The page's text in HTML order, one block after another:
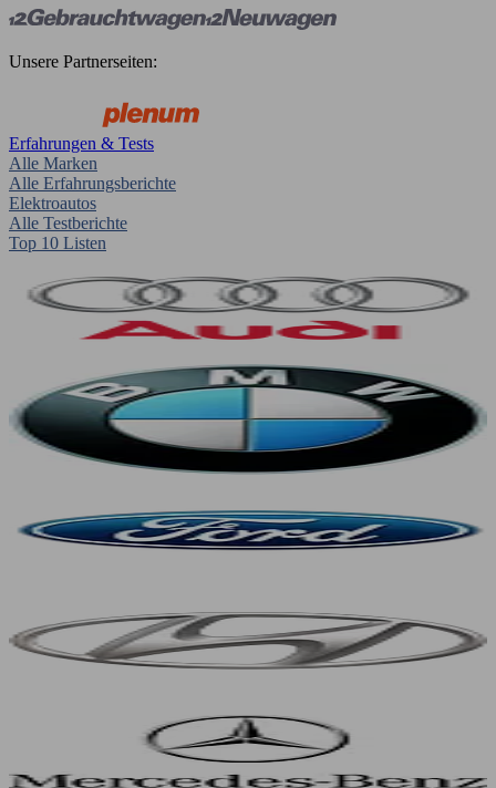
Unsere Partnerseiten:
Erfahrungen & Tests
Alle Marken
Alle Erfahrungsberichte
Elektroautos
Alle Testberichte
Top 10 Listen